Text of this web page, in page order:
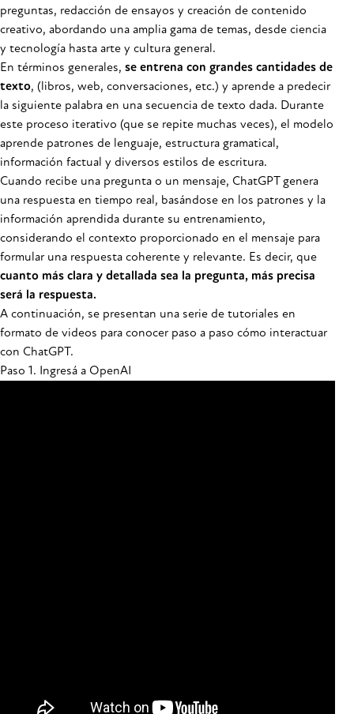
preguntas, redacción de ensayos y creación de contenido
creativo, abordando una amplia gama de temas, desde ciencia
y tecnología hasta arte y cultura general.
En términos generales, se entrena con grandes cantidades de
texto, (libros, web, conversaciones, etc.) y aprende a predecir
la siguiente palabra en una secuencia de texto dada. Durante
este proceso iterativo (que se repite muchas veces), el modelo
aprende patrones de lenguaje, estructura gramatical,
información factual y diversos estilos de escritura.
Cuando recibe una pregunta o un mensaje, ChatGPT genera
una respuesta en tiempo real, basándose en los patrones y la
información aprendida durante su entrenamiento,
considerando el contexto proporcionado en el mensaje para
formular una respuesta coherente y relevante. Es decir, que
cuanto más clara y detallada sea la pregunta, más precisa
será la respuesta.
A continuación, se presentan una serie de tutoriales en
formato de videos para conocer paso a paso cómo interactuar
con ChatGPT.
Paso 1. Ingresá a OpenAI